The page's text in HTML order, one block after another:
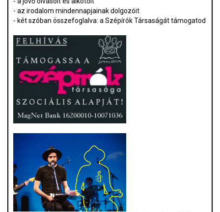
- az irodalom mindennapjainak dolgozóit
- két szóban összefoglalva: a Szépírók Társaságát támogatod